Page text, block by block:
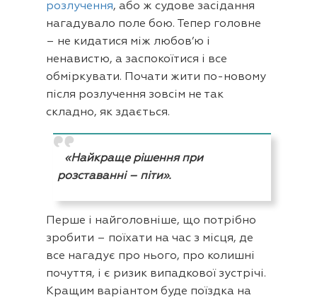
розлучення, або ж судове засідання
нагадувало поле бою. Тепер головне
– не кидатися між любов’ю і
ненавистю, а заспокоїтися і все
обміркувати. Почати жити по-новому
після розлучення зовсім не так
складно, як здається.
«Найкраще рішення при
розставанні – піти».
Перше і найголовніше, що потрібно
зробити – поїхати на час з місця, де
все нагадує про нього, про колишні
почуття, і є ризик випадкової зустрічі.
Кращим варіантом буде поїздка на